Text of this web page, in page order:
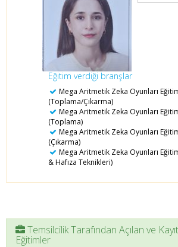
Eğitim verdiği branşlar
Mega Aritmetik Zeka Oyunları
(Toplama/Çıkarma)
Mega Aritmetik Zeka Oyunları
(Toplama)
Mega Aritmetik Zeka Oyunları
(Çıkarma)
Mega Aritmetik Zeka Oyunları
& Hafıza Teknikleri)
Temsilcilik Tarafından Açılan ve
Eğitimler